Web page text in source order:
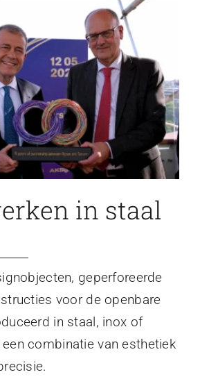
in staal
geperforeerde
voor de openbare
in staal, inox of
combinatie van esthetiek